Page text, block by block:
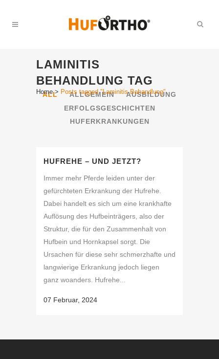
LAMINITIS
BEHANDLUNG TAG
Home> Posts tagged "Laminitis Behandlung"
ALL ALLGEMEIN
AUSBILDUNG
ERFOLGSGESCHICHTEN
HUFERKRANKUNGEN
HUFREHE – UND JETZT?
Immer mehr Pferde leiden unter der
gefürchteten Erkrankung der Hufrehe.
Dabei handelt es sich um eine krankhafte
Auflösung des Hufbeinträgers, also der
Struktur, die für den Zusammenhalt von
Hufbein und Hornkapsel sorgt. Die
Ursachen für diese sehr schmerzhafte und
langwierige Erkrankung jedoch liegen
ganz woanders. Hufrehe...
07 Februar, 2024